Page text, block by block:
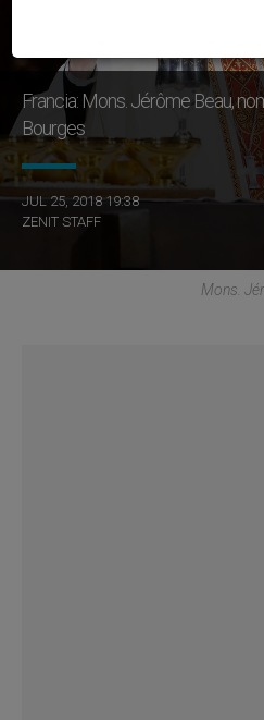
Francia: Mons. Jérôme Beau,
Bourges
JUL 25, 2018 19:38
ZENIT STAFF
Mons.